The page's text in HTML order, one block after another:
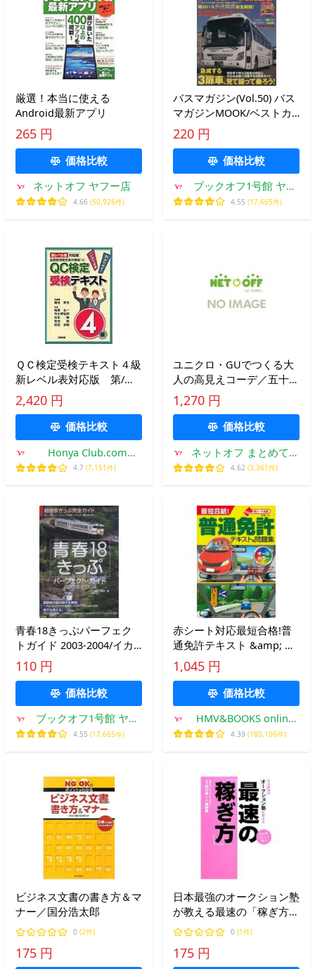
厳選！本当に使える
Android最新アプリ
265 円
価格比較
ネットオフ ヤフー店
4.66 (50,926件)
バスマガジン(Vol.50) バス
マガジンMOOK/ベストカ
ー
220 円
価格比較
ブックオフ1号館 ヤフ
ーショッピング店
4.55 (17,665件)
ＱＣ検定受検テキスト４級
新レベル表対応版 第/細
谷克也
2,420 円
価格比較
Honya Club.com
Yahoo!店
4.7 (7,151件)
ユニクロ・GUでつくる大
人の高見えコーデ／五十嵐
かほる
1,270 円
価格比較
ネットオフ まとめてお
得店
4.62 (3,361件)
青春18きっぷパーフェク
トガイド 2003-2004/イカ
ロス出版
110 円
価格比較
ブックオフ1号館 ヤフ
ーショッピング店
4.55 (17,665件)
赤シート対応最短合格!普
通免許テキスト &amp; 問
1,045 円
価格比較
HMV&BOOKS online
Yahoo!店
4.39 (180,106件)
ビジネス文書の書き方＆マ
ナー／国分浩太郎
0 (2件)
175 円
日本最強のオークション塾
が教える最速の「稼ぎ方」
／西村泰一
0 (1件)
175 円